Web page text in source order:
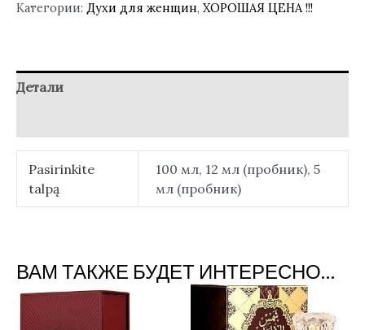
Категории: Духи для женщин, ХОРОШАЯ ЦЕНА !!!
Детали
Pasirinkite
talpą
100 мл, 12 мл (пробник), 5
мл (пробник)
ВАМ ТАКЖЕ БУДЕТ ИНТЕРЕСНО…